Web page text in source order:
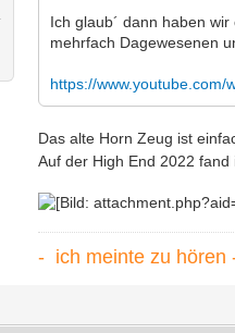
Ich glaub´ dann haben
mehrfach Dagewesenen
https://www.youtube.com/
Das alte Horn Zeug ist
Auf der High End 2022
- ich meinte zu hören